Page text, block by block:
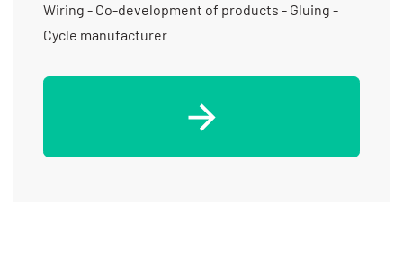
Wiring - Co-development of products - Gluing -
Cycle manufacturer